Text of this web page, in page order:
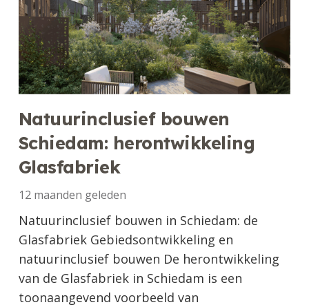
Natuurinclusief bouwen
Schiedam: herontwikkeling
Glasfabriek
12 maanden geleden
Natuurinclusief bouwen in Schiedam: de
Glasfabriek Gebiedsontwikkeling en
natuurinclusief bouwen De herontwikkeling
van de Glasfabriek in Schiedam is een
toonaangevend voorbeeld van